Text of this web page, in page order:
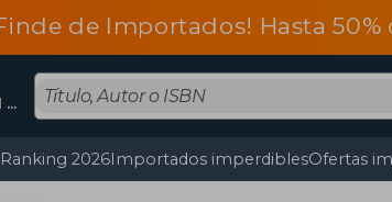
de Importados! Hasta
C.A.B.A., Ciudad Autónoma De Buenos Aires
Ranking 2026Importados imperdiblesOfertas